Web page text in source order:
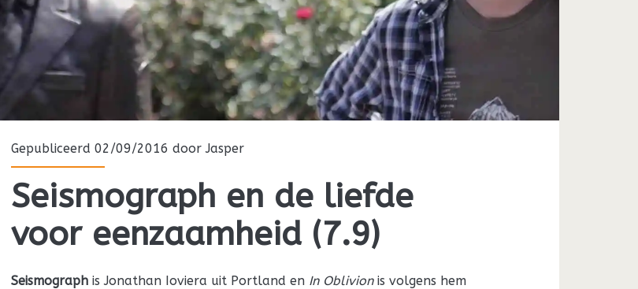
Gepubliceerd 02/09/2016 doorJasper
Seismograph en de liefde
voor eenzaamheid (7.9)
Seismographis Jonathan Ioviera uit Portland en In Oblivionis volgens hem